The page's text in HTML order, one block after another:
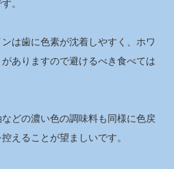
。
は歯に色素が沈着しやすく、ホワ
ありますので避けるべき食べては
どの濃い色の調味料も同様に色戻
えることが望ましいです。